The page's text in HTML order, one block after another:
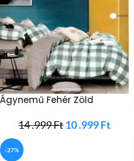
Ágynemű Fehér Zöld
14 .999Ft10 .999Ft
-27%